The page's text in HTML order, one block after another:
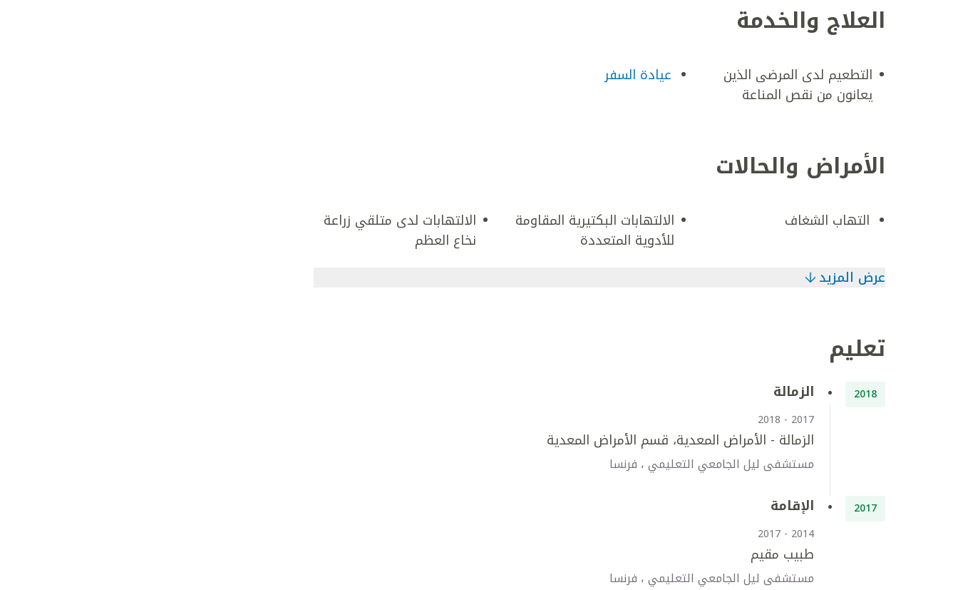
العلاج والخدمة
التطعيم لدى المرضى الذين
يعانون من نقص المناعة
عيادة السفر
الأمراض والحالات
التهاب الشغاف
الالتهابات البكتيرية المقاومة
للأدوية المتعددة
الالتهابات لدى متلقي زراعة
نخاع العظم
عرض المزيد
تعليم
2018 الزمالة
2017 - 2018
الزمالة - الأمراض المعدية، قسم الأمراض المعدية
مستشفى ليل الجامعي التعليمي ، فرنسا
2017 الإقامة
2014 - 2017
طبيب مقيم
مستشفى ليل الجامعي التعليمي ، فرنسا